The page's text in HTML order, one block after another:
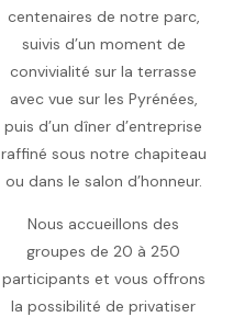
centenaires de notre parc,
suivis d’un moment de
convivialité sur la terrasse
avec vue sur les Pyrénées,
puis d’un dîner d’entreprise
raffiné sous notre chapiteau
ou dans le salon d’honneur.
Nous accueillons des
groupes de 20 à 250
participants et vous offrons
la possibilité de privatiser